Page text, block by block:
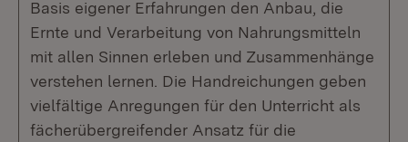
Basis eigener Erfahrungen den Anbau, die
Ernte und Verarbeitung von Nahrungsmitteln
mit allen Sinnen erleben und Zusammenhänge
verstehen lernen. Die Handreichungen geben
vielfältige Anregungen für den Unterricht als
fächerübergreifender Ansatz für die